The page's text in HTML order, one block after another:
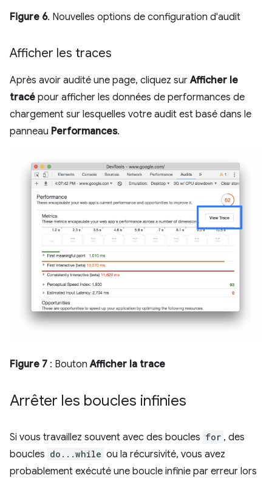
Figure 6. Nouvelles options de configuration d'audit
Afficher les traces
Après avoir audité une page, cliquez surAfficher le
tracé pour afficher les données de performances de
chargement sur lesquelles votre audit est basé dans le
panneau Performances.
Figure 7 : BoutonAfficher la trace
Arrêter les boucles infinies
Si vous travaillez souvent avec des boucles for , des
boucles do...while ou la récursivité, vous avez
probablement exécuté une boucle infinie par erreur lors